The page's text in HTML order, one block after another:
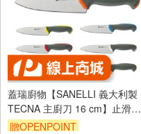
蓋瑞廚物【SANELLI 義大利製
TECNA 主廚刀 16 cm】止滑柄
廚房刀 調理刀 廚刀 主廚刀 西式
贈OPENPOINT